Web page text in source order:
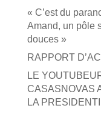
« C’est du
Amand, un pôle
douces »
RAPPORT
LE
CASASNOVAS
LA